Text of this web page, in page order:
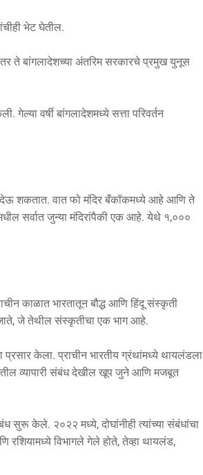
भेट घेतील.
ते बांगलादेशच्या अंतरिम सरकारचे प्रमुख युनूस
वर्षी बांगलादेशमध्ये सत्ता परिवर्तन
देऊ शकतात. वात फो मंदिर बँकॉकमध्ये आहे आणि ते
सर्वात जुन्या मंदिरांपैकी एक आहे. येथे १,०००
काळात भारतातून बौद्ध आणि हिंदू संस्कृती
जे तेथील संस्कृतीचा एक भाग आहे.
प्रसार केला. प्राचीन भारतीय ग्रंथांमध्ये थायलंडला
व्यापारी संबंध देखील खूप जुने आणि मजबूत
सुरू केले. २०२२ मध्ये, दोघांनीही त्यांच्या संबंधांचा
रशियामध्ये विभागले गेले होते, तेव्हा थायलंड,